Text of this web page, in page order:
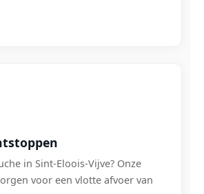
in Sint-Eloois-Vijve? Onze
voor een vlotte afvoer van